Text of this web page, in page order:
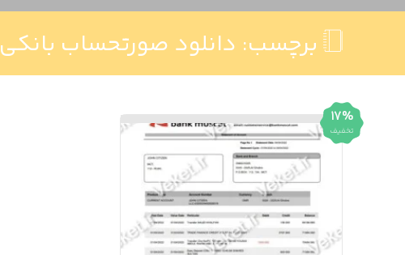
برچسب: دانلود صورتحساب بانکی oman
17%
تخفیف